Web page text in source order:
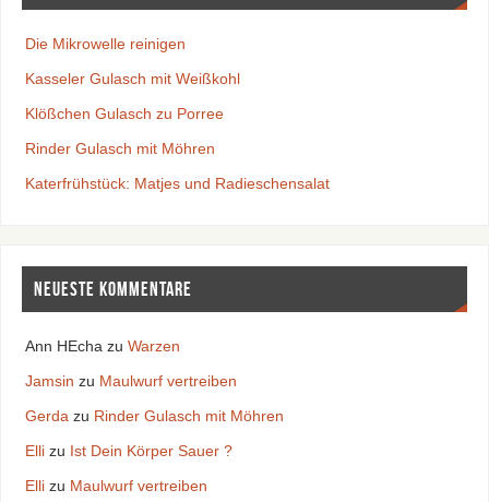
Die Mikrowelle reinigen
Kasseler Gulasch mit Weißkohl
Klößchen Gulasch zu Porree
Rinder Gulasch mit Möhren
Katerfrühstück: Matjes und Radieschensalat
Neueste Kommentare
Ann HEcha zu Warzen
Jamsin zu Maulwurf vertreiben
Gerda zu Rinder Gulasch mit Möhren
Ellizu Ist Dein Körper Sauer ?
Ellizu Maulwurf vertreiben